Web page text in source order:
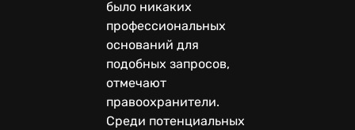
было никаких
профессиональных
оснований для
подобных запросов,
отмечают
правоохранители.
Среди потенциальных